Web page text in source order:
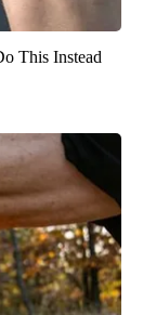
This Instead